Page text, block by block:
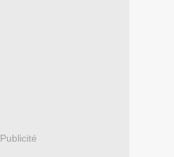
Publicité